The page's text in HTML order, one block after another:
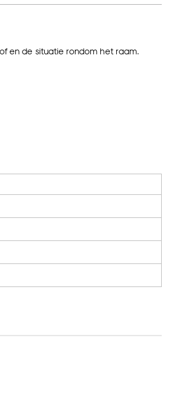
en de situatie rondom het raam.